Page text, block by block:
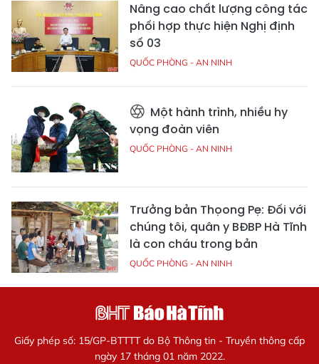
Nâng cao chất lượng công tác
phối hợp thực hiện Nghị định
số 03
QUỐC PHÒNG - AN NINH
Một hành trình, nhiều hy
vọng đoàn viên
QUỐC PHÒNG - AN NINH
Trưởng bản Thọong Pẹ: Đối với
chúng tôi, quân y BĐBP Hà Tĩnh
là con cháu trong bản
QUỐC PHÒNG - AN NINH
Giấy phép số: 15/GP-BTTTT do Bộ Thông tin - Truyền thông cấp
ngày 17 tháng 01 năm 2022.